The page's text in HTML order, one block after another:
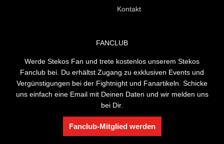
Kontakt
FANCLUB
Werde Stekos Fan und trete kostenlos unserem Stekos
Fanclub bei. Du erhältst Zugang zu exklusiven Events und
Vergünstigungen bei der Fightnight und Fanartikeln. Schicke
uns einfach eine Email mit Deinen Daten und wir melden uns
bei Dir.
Fanclub-Mitglied werden